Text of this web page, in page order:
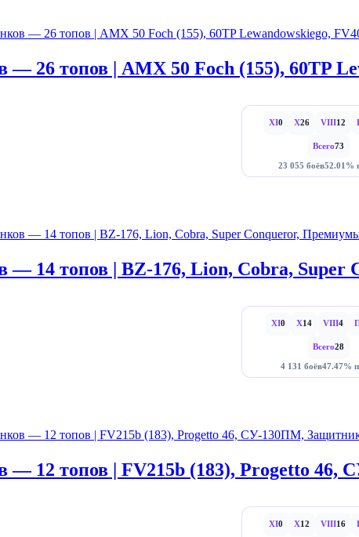
26 топов | AMX 50 Foch (155), 60TP
XI0 X26 VIII12
Всего73
23 055 боёв52.01%
— 14 топов | BZ-176, Lion, Cobra, Super
XI0 X14 VIII4
Всего28
4 131 боёв47.47%
— 12 топов | FV215b (183), Progetto
XI0 X12 VIII16